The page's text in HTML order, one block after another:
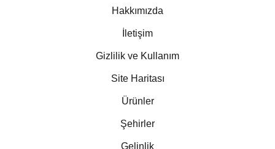
Hakkımızda
İletişim
Gizlilik ve Kullanım
Site Haritası
Ürünler
Şehirler
Gelinlik